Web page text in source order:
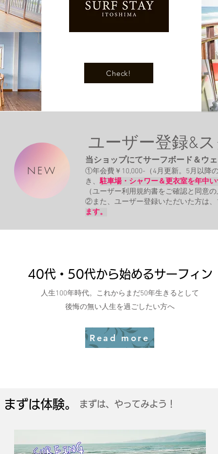
Check!
NEW
ユーザー登録&
当ショップにてサーフボード＆ウ
①年会費￥10,000-（4月更新。5月以降
き、駐車場・シャワー＆更衣室を年中
（ユーザー利用規約書をご確認と同意
②また、ユーザー登録いただいた方は
ます。
40代・50代から始めるサーフィン
人生100年時代。これからまだ50年生きるとして
後悔の無い人生を過ごしたい方へ
Read more
​まずは体験。 ​まずは、やってみよう！